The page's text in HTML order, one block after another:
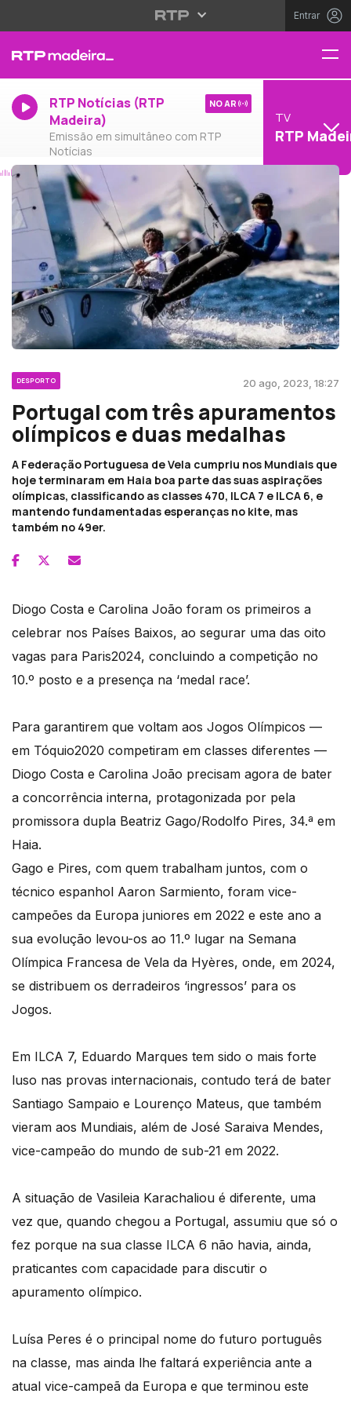
Entrar
RTP Notícias (RTP
Madeira)
Emissão em simultâneo com RTP
Notícias
NO AR
TV
RTP
DESPORTO 20 ago, 2023, 18:27
Portugal com três apuramentos
olímpicos e duas medalhas
A Federação Portuguesa de Vela cumpriu nos Mundiais que
hoje terminaram em Haia boa parte das suas aspirações
olímpicas, classificando as classes 470, ILCA 7 e ILCA 6, e
mantendo fundamentadas esperanças no kite, mas
também no 49er.
Diogo Costa e Carolina João foram os primeiros a
celebrar nos Países Baixos, ao segurar uma das oito
vagas para Paris2024, concluindo a competição no
10.º posto e a presença na ‘medal race’.
Para garantirem que voltam aos Jogos Olímpicos —
em Tóquio2020 competiram em classes diferentes —
Diogo Costa e Carolina João precisam agora de bater
a concorrência interna, protagonizada por pela
promissora dupla Beatriz Gago/Rodolfo Pires, 34.ª em
Haia.
Gago e Pires, com quem trabalham juntos, com o
técnico espanhol Aaron Sarmiento, foram vice-
campeões da Europa juniores em 2022 e este ano a
sua evolução levou-os ao 11.º lugar na Semana
Olímpica Francesa de Vela da Hyères, onde, em 2024,
se distribuem os derradeiros ‘ingressos’ para os
Jogos.
Em ILCA 7, Eduardo Marques tem sido o mais forte
luso nas provas internacionais, contudo terá de bater
Santiago Sampaio e Lourenço Mateus, que também
vieram aos Mundiais, além de José Saraiva Mendes,
vice-campeão do mundo de sub-21 em 2022.
A situação de Vasileia Karachaliou é diferente, uma
vez que, quando chegou a Portugal, assumiu que só o
fez porque na sua classe ILCA 6 não havia, ainda,
praticantes com capacidade para discutir o
apuramento olímpico.
Luísa Peres é o principal nome do futuro português
na classe, mas ainda lhe faltará experiência ante a
atual vice-campeã da Europa e que terminou este